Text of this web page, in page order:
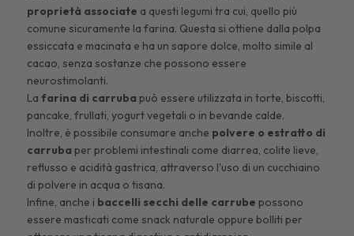
proprietà associate a questi legumi tra cui, quello più
comune sicuramente la farina. Questa si ottiene dalla polpa
essiccata e macinata e ha un sapore dolce, molto simile al
cacao, senza sostanze che possono essere
neurostimolanti.
Lafarina di carruba può essere utilizzata in torte, biscotti,
pancake, frullati, yogurt vegetali o in bevande calde.
Inoltre, è possibile consumare anche polvere o estratto di
carruba per problemi intestinali come diarrea, colite lieve,
reflusso e acidità gastrica, attraverso l'uso di un cucchiaino
di polvere in acqua o tisana.
Infine, anche i baccelli secchi delle carrube possono
essere masticati come snack naturale oppure bolliti per